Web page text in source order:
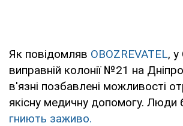
Як повідомляв OBOZREVATEL, у
виправній колонії №21 на
в'язні позбавлені можливості
якісну медичну допомогу. Люди
гниють заживо.